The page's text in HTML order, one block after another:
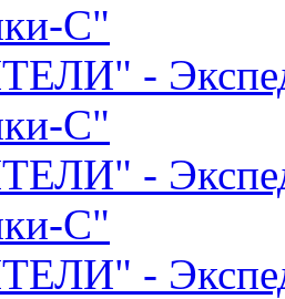
С"
-
С"
-
С"
-